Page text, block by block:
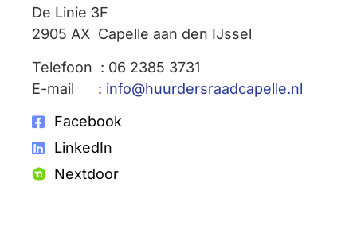
De Linie 3F
2905 AX Capelle aan den IJssel
Telefoon : 06 2385 3731
E-mail : info@huurdersraadcapelle.nl
Facebook
LinkedIn
Nextdoor